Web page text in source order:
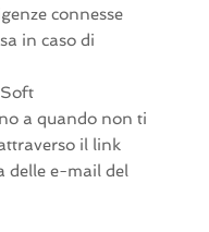
connesse
in caso di
a quando non ti
il link
delle e-mail del